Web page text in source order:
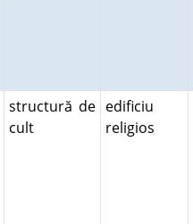
structură de
cult
edificiu
religios